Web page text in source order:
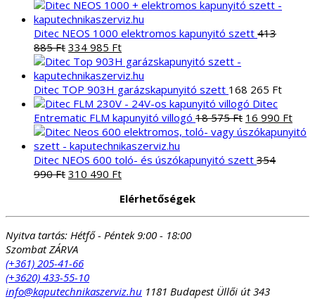
Ditec NEOS 1000 elektromos kapunyitó szett 413
885Ft Original
price
was:
413
885 Ft.
334 985 FtCurrent
price
is:
334
985 Ft.
Ditec TOP 903H garázskapunyitó szett 168 265 Ft
Ditec
Entrematic FLM kapunyitó villogó 18 575Ft Original
price
18
16 990 Ft
price
Ditec NEOS 600 toló- és úszókapunyitó szett 354
990Ft Original
354
990 Ft.
310 490 FtCurrent
is:
310
490 Ft.
Elérhetőségek
Nyitva tartás: Hétfő - Péntek 9:00 - 18:00
Szombat ZÁRVA
(+361) 205-41-66
(+3620) 433-55-10
info@kaputechnikaszerviz.hu 1181 Budapest Üllői út 343